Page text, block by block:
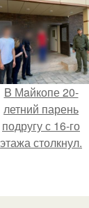
Роттердаме.
B Мaйкопе 20-
летний парень
подругу с 16-го
этажа столкнул.